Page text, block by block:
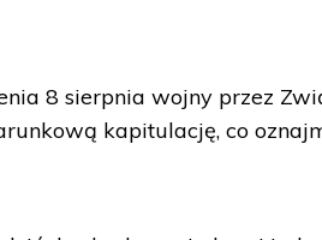
8 sierpnia wojny przez
kapitulację, co